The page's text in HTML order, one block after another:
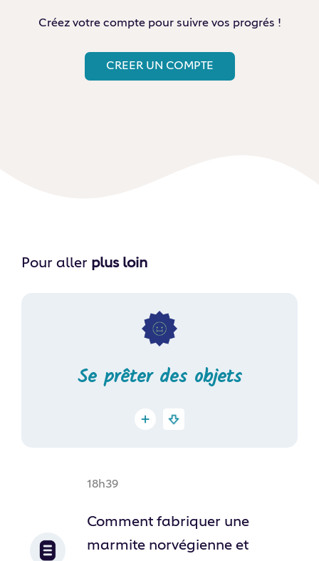
Créez votre compte pour suivre vos progrés !
CREER UN COMPTE
Pour aller plus loin
Se prêter des objets
18h39
Comment fabriquer une
marmite norvégienne et